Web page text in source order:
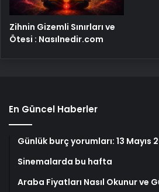
Zihnin Gizemli Sınırları ve
Ötesi : Nasılnedir.com
En Güncel Haberler
Günlük burç yorumları: 13 Mayıs
Sinemalarda bu hafta
Araba Fiyatları Nasıl Okunur ve